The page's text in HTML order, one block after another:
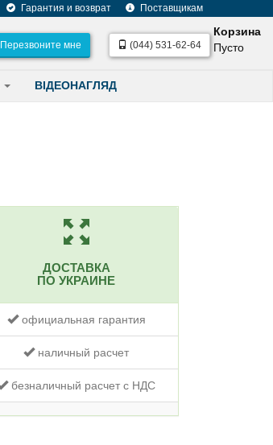
Гарантия и возврат Поставщикам
Перезвоните мне (044) 531-62-64
Корзина
Пусто
ВІДЕОНАГЛЯД
ДОСТАВКА
ПО УКРАИНЕ
официальная гарантия
наличный расчет
безналичный расчет с НДС